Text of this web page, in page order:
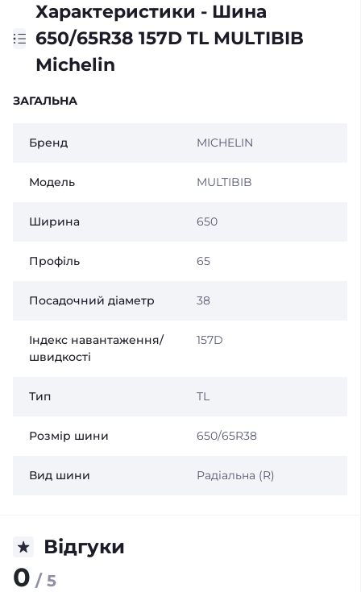
Характеристики - Шина
650/65R38 157D TL MULTIBIB
Michelin
ЗАГАЛЬНА
Бренд MICHELIN
Модель MULTIBIB
Ширина 650
Профіль 65
Посадочний діаметр 38
Індекс навантаження/
швидкості
157D
Тип TL
Розмір шини 650/65R38
Вид шини Радіальна (R)
Відгуки
0 / 5